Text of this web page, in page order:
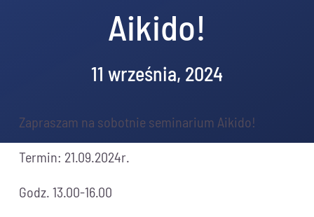
Aikido!
11 września, 2024
Zapraszam na sobotnie seminarium Aikido!
Termin: 21.09.2024r.
Godz. 13.00-16.00